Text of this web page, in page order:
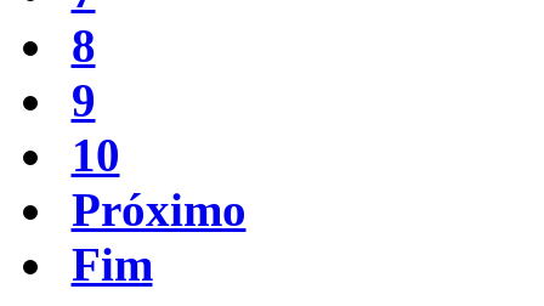
8
9
10
Próximo
Fim